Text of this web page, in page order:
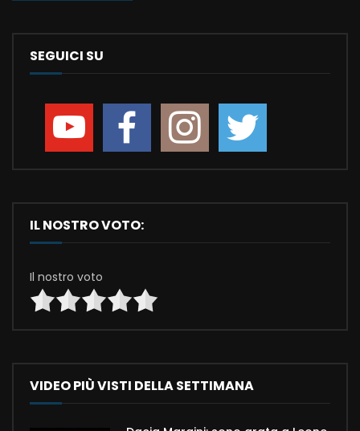
SEGUICI SU
IL NOSTRO VOTO:
Il nostro voto
VIDEO PIÙ VISTI DELLA SETTIMANA